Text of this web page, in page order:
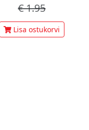
€1.95
Lisa ostukorvi